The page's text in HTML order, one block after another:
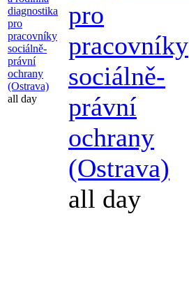
diagnostika
pro
pracovníky
sociálně-
právní
ochrany
(Ostrava)
all day
pro
pracovníky
sociálně-
právní
ochrany
(Ostrava)
all day